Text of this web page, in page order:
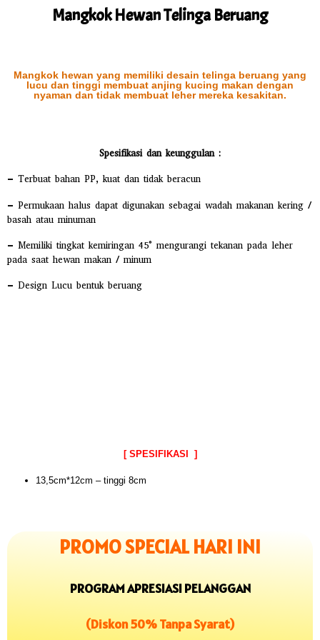
Mangkok Hewan Telinga Beruang
Mangkok hewan yang memiliki desain telinga beruang yang
lucu dan tinggi membuat anjing kucing makan dengan
nyaman dan tidak membuat leher mereka kesakitan.
Spesifikasi dan keunggulan :
– Terbuat bahan PP, kuat dan tidak beracun
– Permukaan halus dapat digunakan sebagai wadah makanan kering /
basah atau minuman
– Memiliki tingkat kemiringan 45° mengurangi tekanan pada leher
pada saat hewan makan / minum
– Design Lucu bentuk beruang
[ SPESIFIKASI ]
13,5cm*12cm – tinggi 8cm
PROMO SPECIAL HARI INI
PROGRAM APRESIASI PELANGGAN
(Diskon 50% Tanpa Syarat)